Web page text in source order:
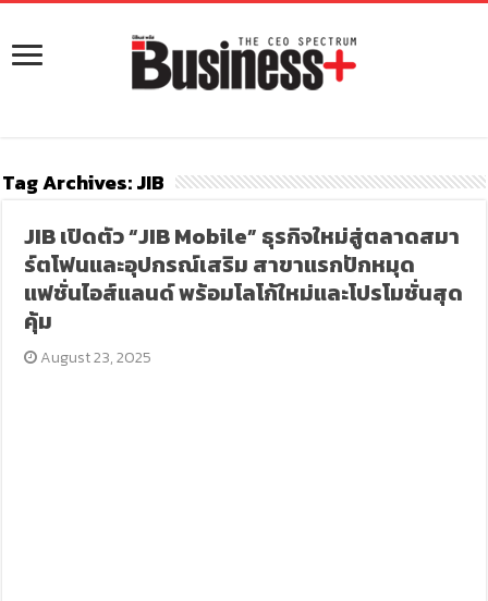
Tag Archives:JIB
JIB เปิดตัว “JIB Mobile” ธุรกิจใหม่สู่ตลาดสมา
ร์ตโฟนและอุปกรณ์เสริม สาขาแรกปักหมุด
แฟชั่นไอส์แลนด์ พร้อมโลโก้ใหม่และโปรโมชั่นสุด
คุ้ม
August 23, 2025